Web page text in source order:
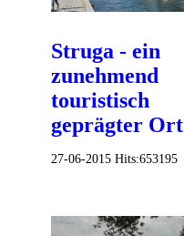
Struga - ein
zunehmend
touristisch
geprägter Ort
27-06-2015 Hits:653195